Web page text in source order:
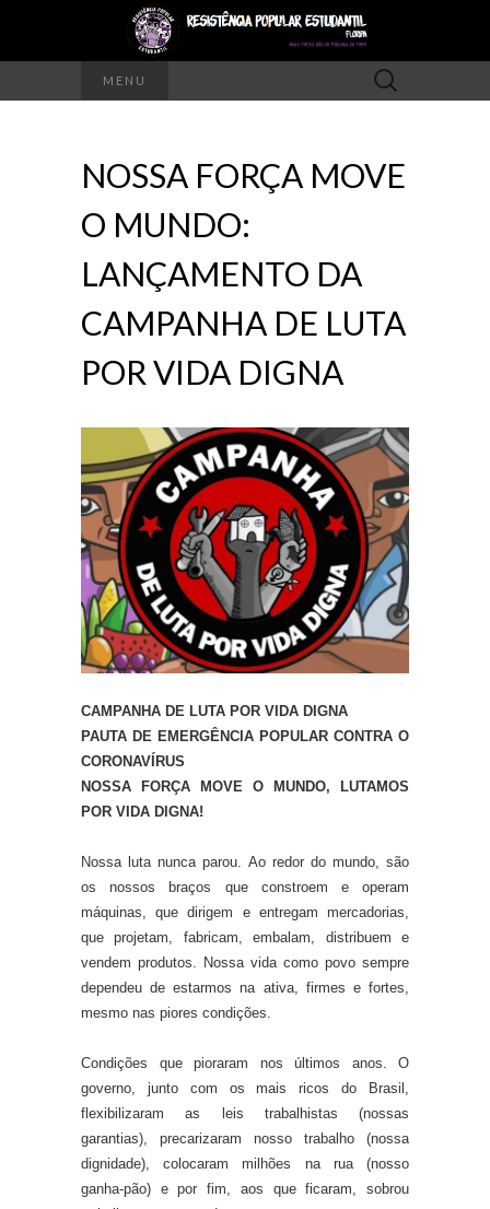
MENU
Pesquisar
por:
NOSSA FORÇA MOVE
O MUNDO:
LANÇAMENTO DA
CAMPANHA DE LUTA
POR VIDA DIGNA
CAMPANHA DE LUTA POR VIDA DIGNA
PAUTA DE EMERGÊNCIA POPULAR CONTRA O
CORONAVÍRUS
NOSSA FORÇA MOVE O MUNDO, LUTAMOS
POR VIDA DIGNA!
Nossa luta nunca parou. Ao redor do mundo, são
os nossos braços que constroem e operam
máquinas, que dirigem e entregam mercadorias,
que projetam, fabricam, embalam, distribuem e
vendem produtos. Nossa vida como povo sempre
dependeu de estarmos na ativa, firmes e fortes,
mesmo nas piores condições.
Condições que pioraram nos últimos anos. O
governo, junto com os mais ricos do Brasil,
flexibilizaram as leis trabalhistas (nossas
garantias), precarizaram nosso trabalho (nossa
dignidade), colocaram milhões na rua (nosso
ganha-pão) e por fim, aos que ficaram, sobrou